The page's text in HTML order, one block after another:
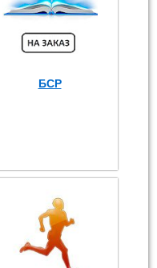
БСР